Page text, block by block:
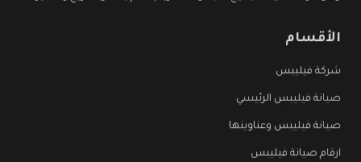
الأقسام
شركة فيليبس
صيانة فيليبس الرئيسي
صيانة فيليبس وعناوينها
ارقام صيانة فيليبس